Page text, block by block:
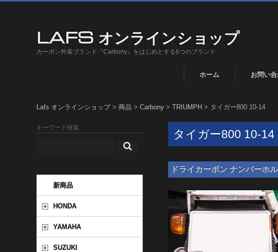
LAFS オンラインショップ
カーボン外装ブランド『Carbony』をはじめとする6つのブランド
ホーム お問い
Lafs オンラインショップ> 商品 > Carbony > TRIUMPH > タイガー800 10-14
タイガー800 10-14
ドライカーボン ナンバー
キーワード検索
新商品
HONDA
YAMAHA
SUZUKI